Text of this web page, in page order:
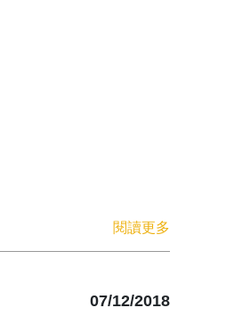
閱讀更多
07/12/2018